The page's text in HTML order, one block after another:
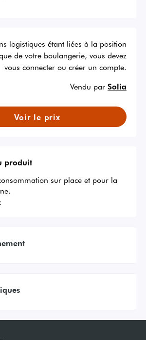
logistiques étant liées à la position
de votre boulangerie, vous devez
vous connecter ou créer un compte.
Vendu par Solia
Voir le prix
produit
sur place et pour la